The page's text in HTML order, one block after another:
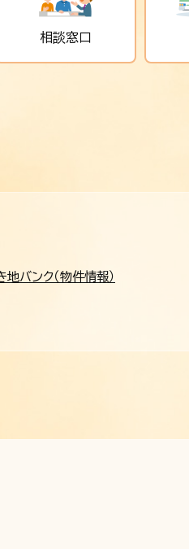
相談窓口
地バンク（物件情報）